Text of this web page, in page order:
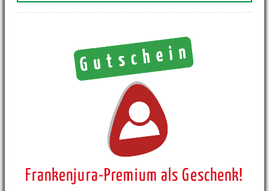
Frankenjura-Premium als Geschenk!